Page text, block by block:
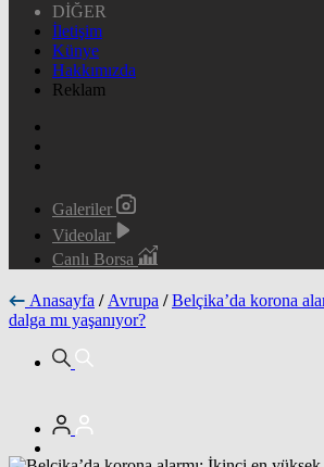
DİĞER
İletişim
Künye
Hakkımızda
Reklam
Galeriler
Videolar
Canlı Borsa
Anasayfa / Avrupa / Belçika’da korona
dalga mı yaşanıyor?